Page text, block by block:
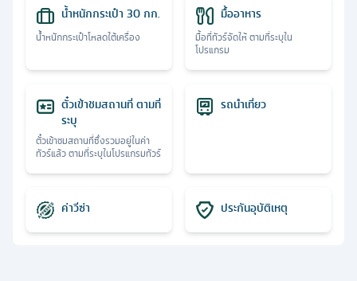
น้ำหนักกระเป๋า 30 กก.
น้ำหนักกระเป๋าโหลดใต้เครื่อง
มื้ออาหาร
มื้อที่ทัวร์จัดให้ ตามที่ระบุใน
โปรแกรม
ตั๋วเข้าชมสถานที่ ตามที่
ระบุ
ตั๋วเข้าชมสถานที่ซึ่งรวมอยู่ในค่า
ทัวร์แล้ว ตามที่ระบุในโปรแกรมทัวร์
รถนำเที่ยว
ค่าวีซ่า ประกันอุบัติเหตุ